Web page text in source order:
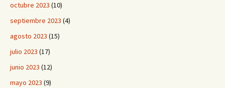
octubre 2023 (10)
septiembre 2023 (4)
agosto 2023 (15)
julio 2023 (17)
junio 2023 (12)
mayo 2023 (9)